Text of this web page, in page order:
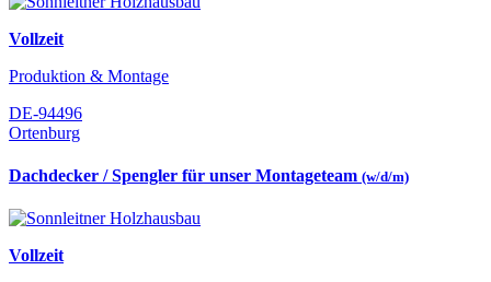
Vollzeit
Produktion & Montage
DE-94496
Ortenburg
Dachdecker / Spengler für unser Montageteam (w/d/m)
Vollzeit